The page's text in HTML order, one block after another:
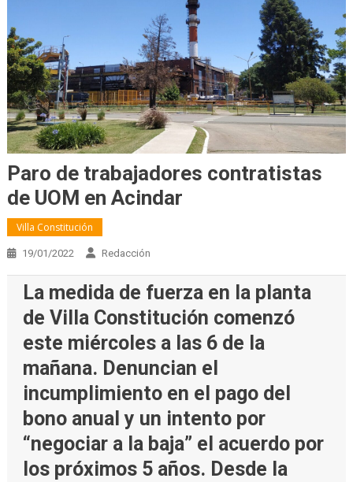
Paro de trabajadores contratistas
de UOM en Acindar
Villa Constitución
19/01/2022 Redacción
La medida de fuerza en la planta
de Villa Constitución comenzó
este miércoles a las 6 de la
mañana. Denuncian el
incumplimiento en el pago del
bono anual y un intento por
“negociar a la baja” el acuerdo por
los próximos 5 años. Desde la